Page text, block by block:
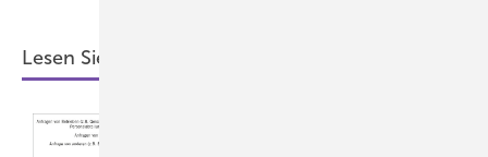
Lesen Sie auch: